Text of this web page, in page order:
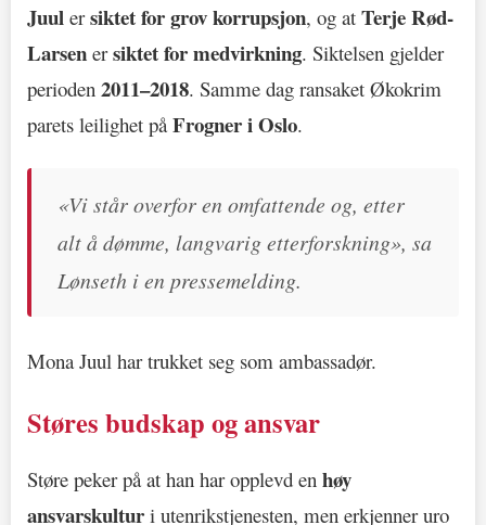
Juul ersiktet for grov korrupsjon, og at Terje Rød-
Larsen ersiktet for medvirkning. Siktelsen gjelder
perioden 2011–2018. Samme dag ransaket Økokrim
parets leilighet påFrogner i Oslo.
«Vi står overfor en omfattende og, etter
alt å dømme, langvarig etterforskning», sa
Lønseth i en pressemelding.
Mona Juul har trukket seg som ambassadør.
Støres budskap og ansvar
Støre peker på at han har opplevd en høy
ansvarskultur i utenrikstjenesten, men erkjenner uro